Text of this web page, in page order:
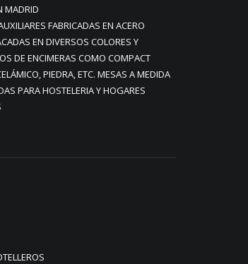
MADRID
FABRICADAS EN ACERO
EN DIVERSOS COLORES Y
DE ENCIMERAS COMO COMPACT
PIEDRA, ETC. MESAS A MEDIDA
PARA HOSTELERIA Y HOGARES